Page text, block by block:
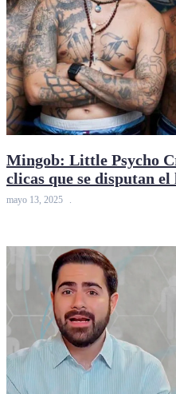
Mingob: Little Psycho
clicas que se disputan
mayo 13, 2025